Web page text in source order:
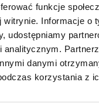
funkcje
witrynie. Informacje o
udostępniamy
analitycznym.
danymi
korzystania z
4,6 m
4
OGÓLNE